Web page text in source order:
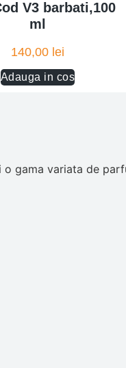
V3 barbati,100
ml
140,00 lei
Adauga in cos
gama variata de